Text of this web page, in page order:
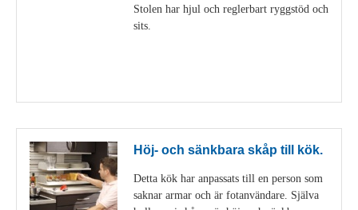
Stolen har hjul och reglerbart ryggstöd och
sits.
Höj- och sänkbara skåp till kök.
Detta kök har anpassats till en person som
saknar armar och är fotanvändare. Själva